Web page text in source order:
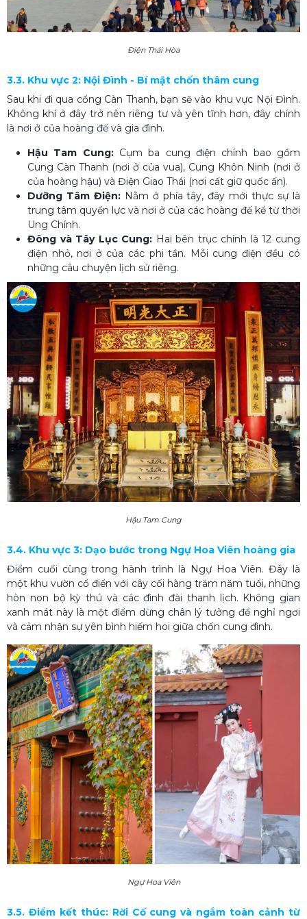
Điện Thái Hòa
3.3. Khu vực 2: Nội Đình - Bí mật chốn thâm cung
Sau khi đi qua cổng Càn Thanh, bạn sẽ vào khu vực Nội Đình.
Không khí ở đây trở nên riêng tư và yên tĩnh hơn, đây chính
là nơi ở của hoàng đế và gia đình.
Hậu Tam Cung:Cụm ba cung điện chính bao gồm
Cung Càn Thanh (nơi ở của vua), Cung Khôn Ninh (nơi ở
của hoàng hậu) và Điện Giao Thái (nơi cất giữ quốc ấn).
Dưỡng Tâm Điện: Nằm ở phía tây, đây mới thực sự là
trung tâm quyền lực và nơi ở của các hoàng đế kể từ thời
Ung Chính.
Đông và Tây Lục Cung: Hai bên trục chính là 12 cung
điện nhỏ, nơi ở của các phi tần. Mỗi cung điện đều có
những câu chuyện lịch sử riêng.
Hậu Tam Cung
3.4. Khu vực 3: Dạo bước trong Ngự Hoa Viên hoàng gia
Điểm cuối cùng trong hành trình là Ngự Hoa Viên. Đây là
một khu vườn cổ điển với cây cối hàng trăm năm tuổi, những
hòn non bộ kỳ thú và các đình đài thanh lịch. Không gian
xanh mát này là một điểm dừng chân lý tưởng để nghỉ ngơi
và cảm nhận sự yên bình hiếm hoi giữa chốn cung đình.
Ngự Hoa Viên
3.5. Điểm kết thúc: Rời Cố cung và ngắm toàn cảnh từ